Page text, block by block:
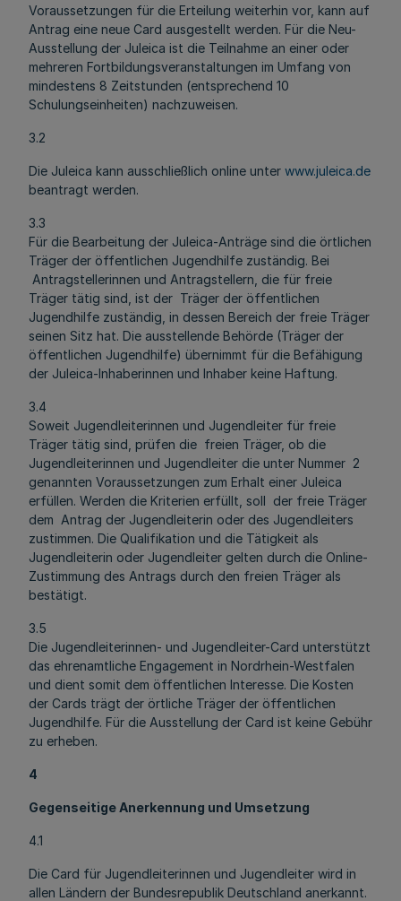
Voraussetzungen für die Erteilung weiterhin vor, kann auf
Antrag eine neue Card ausgestellt werden. Für die Neu-
Ausstellung der Juleica ist die Teilnahme an einer oder
mehreren Fortbildungsveranstaltungen im Umfang von
mindestens 8 Zeitstunden (entsprechend 10
Schulungseinheiten) nachzuweisen.
3.2
Die Juleica kann ausschließlich online unter www.juleica.de
beantragt werden.
3.3
Für die Bearbeitung der Juleica-Anträge sind die örtlichen
Träger der öffentlichen Jugendhilfe zuständig. Bei
Antragstellerinnen und Antragstellern, die für freie
Träger tätig sind, ist der Träger der öffentlichen
Jugendhilfe zuständig, in dessen Bereich der freie Träger
seinen Sitz hat. Die ausstellende Behörde (Träger der
öffentlichen Jugendhilfe) übernimmt für die Befähigung
der Juleica-Inhaberinnen und Inhaber keine Haftung.
3.4
Soweit Jugendleiterinnen und Jugendleiter für freie
Träger tätig sind, prüfen die freien Träger, ob die
Jugendleiterinnen und Jugendleiter die unter Nummer 2
genannten Voraussetzungen zum Erhalt einer Juleica
erfüllen. Werden die Kriterien erfüllt, soll der freie Träger
dem Antrag der Jugendleiterin oder des Jugendleiters
zustimmen. Die Qualifikation und die Tätigkeit als
Jugendleiterin oder Jugendleiter gelten durch die Online-
Zustimmung des Antrags durch den freien Träger als
bestätigt.
3.5
Die Jugendleiterinnen- und Jugendleiter-Card unterstützt
das ehrenamtliche Engagement in Nordrhein-Westfalen
und dient somit dem öffentlichen Interesse. Die Kosten
der Cards trägt der örtliche Träger der öffentlichen
Jugendhilfe. Für die Ausstellung der Card ist keine Gebühr
zu erheben.
4
Gegenseitige Anerkennung und Umsetzung
4.1
Die Card für Jugendleiterinnen und Jugendleiter wird in
allen Ländern der Bundesrepublik Deutschland anerkannt.